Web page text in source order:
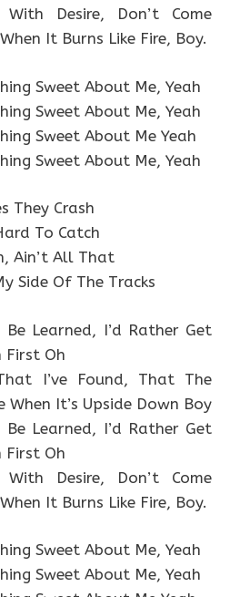
Desire, Don’t Come
It Burns Like Fire, Boy.
Sweet About Me, Yeah
Sweet About Me, Yeah
Sweet About Me Yeah
Sweet About Me, Yeah
They Crash
To Catch
Ain’t All That
Side Of The Tracks
Be Learned, I’d Rather Get
First Oh
I’ve Found, That The
It’s Upside Down Boy
Be Learned, I’d Rather Get
First Oh
Desire, Don’t Come
It Burns Like Fire, Boy.
Sweet About Me, Yeah
Sweet About Me, Yeah